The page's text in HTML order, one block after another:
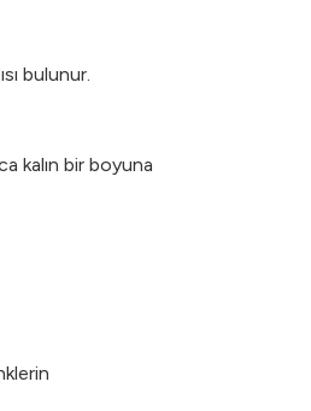
bulunur.
kalın bir boyuna